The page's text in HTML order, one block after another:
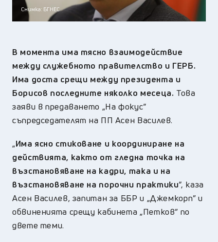
Снимка: БГНЕС
В момента има тясно взаимодействие
между служебното правителство и ГЕРБ.
Има доста срещи между президента и
Борисов последните няколко месеца. Това
заяви в предаването „На фокус”
съпредседателят на ПП Асен Василев.
„Има ясно стиковане и координиране на
действията, както от гледна точка на
възстановяване на кадри, така и на
възстановяване на порочни практики”, каза
Асен Василев, запитан за ББР и „Джемкорп” и
обвиненията срещу кабинета „Петков” по
двете теми.